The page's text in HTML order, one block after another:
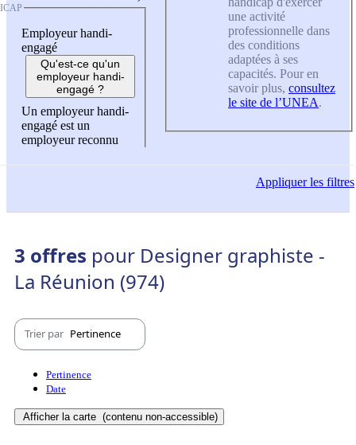
Employeur handi-
engagé
Qu'est-ce qu'un
employeur handi-
engagé ?
Un employeur handi-
engagé est un
employeur reconnu
une activité
professionnelle dans
des conditions
adaptées à ses
capacités. Pour en
savoir plus, consultez
le site de l’UNEA.
Appliquerles filtres
3 offres pour Designer graphiste -
La Réunion (974)
Trier par Pertinence
Pertinence
Date
Afficher la carte (contenu non-accessible)